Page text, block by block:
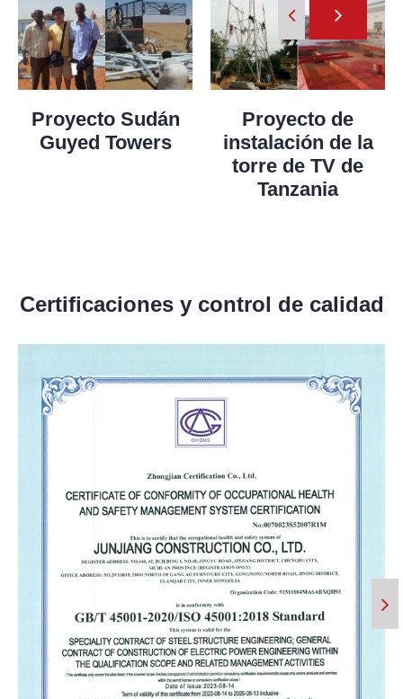
Proyecto Sudán
Guyed Towers
Proyecto de
instalación de la
torre de TV de
Tanzania
Certificaciones y control de calidad